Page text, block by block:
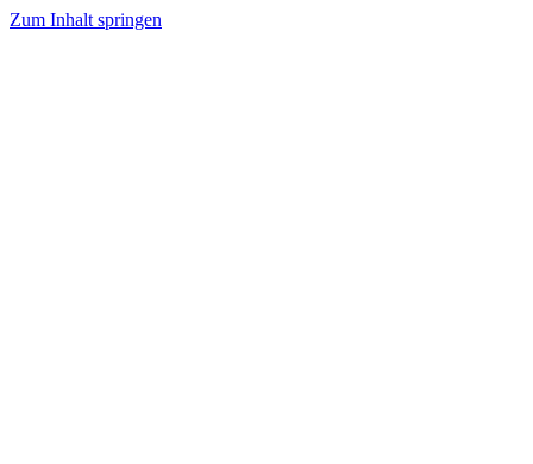
Zum Inhalt springen